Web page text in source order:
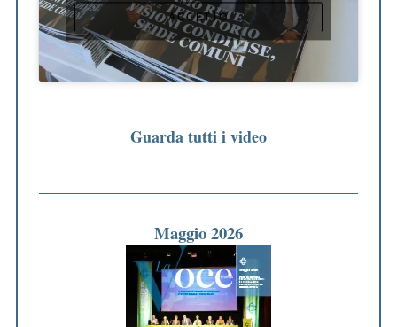
ACCETTO
Guarda tutti i video
Maggio 2026